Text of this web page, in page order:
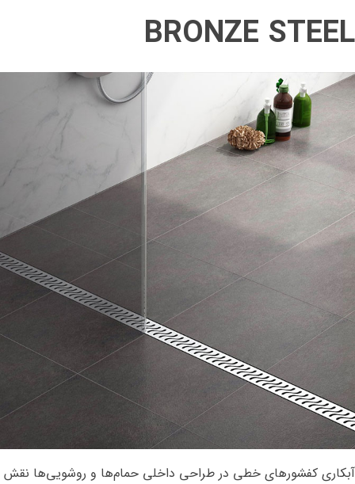
BRONZE STEEL
آبکاری کفشورهای خطی در طراحی داخلی حمام‌ها و روشویی‌ها نقش